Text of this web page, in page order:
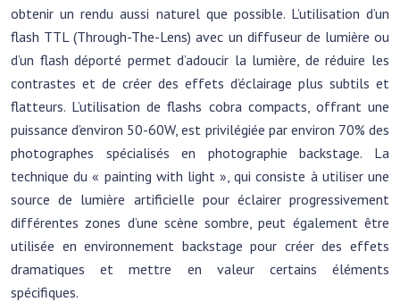
obtenir un rendu aussi naturel que possible. L’utilisation d’un
flash TTL (Through-The-Lens) avec un diffuseur de lumière ou
d’un flash déporté permet d’adoucir la lumière, de réduire les
contrastes et de créer des effets d’éclairage plus subtils et
flatteurs. L’utilisation de flashs cobra compacts, offrant une
puissance d’environ 50-60W, est privilégiée par environ 70% des
photographes spécialisés en photographie backstage. La
technique du « painting with light », qui consiste à utiliser une
source de lumière artificielle pour éclairer progressivement
différentes zones d’une scène sombre, peut également être
utilisée en environnement backstage pour créer des effets
dramatiques et mettre en valeur certains éléments
spécifiques.